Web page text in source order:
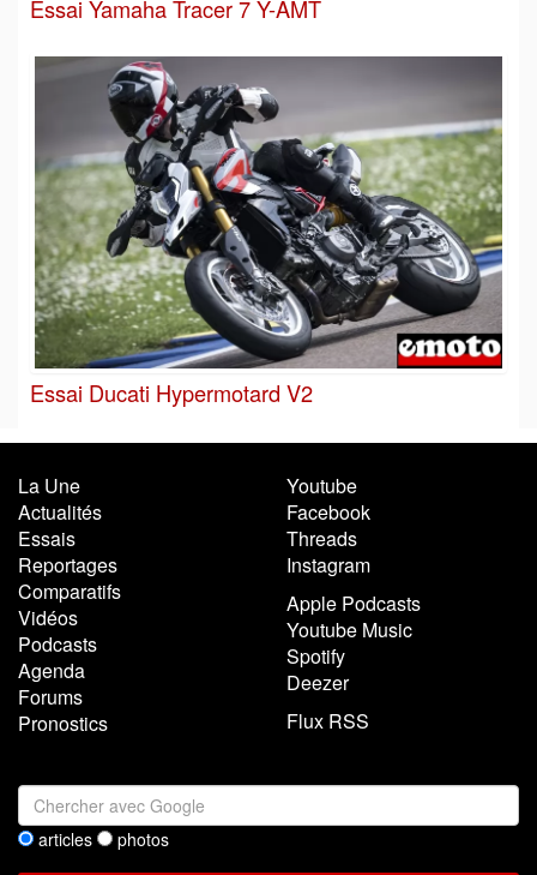
Essai Yamaha Tracer 7 Y-AMT
Essai Ducati Hypermotard V2
La Une
Actualités
Essais
Reportages
Comparatifs
Vidéos
Podcasts
Agenda
Forums
Pronostics
Youtube
Facebook
Threads
Instagram
Apple Podcasts
Youtube Music
Spotify
Deezer
Flux RSS
articles photos